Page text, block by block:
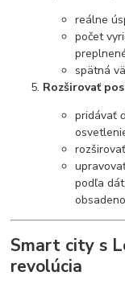
reálne
počet
spätná
Rozširovať
pridávať
podľa
Smart city s
revolúcia